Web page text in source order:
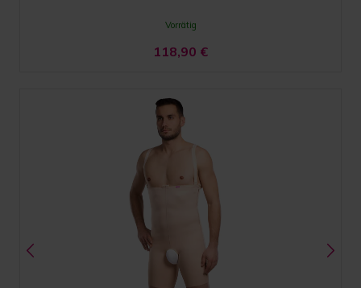
Vorrätig
118,90 €